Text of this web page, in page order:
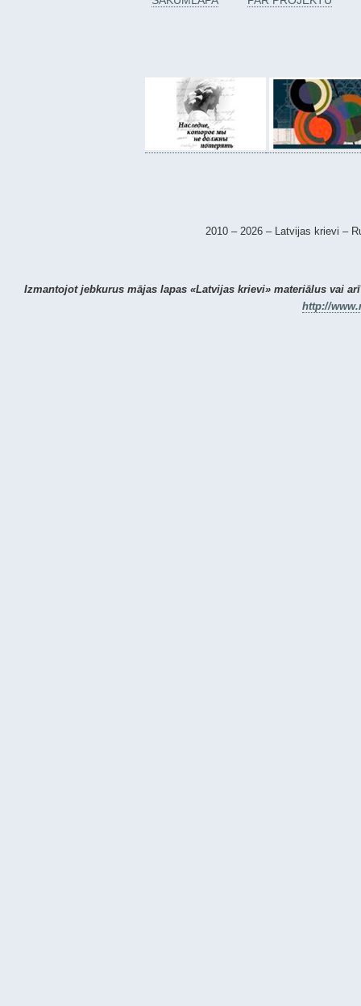
2010 – 2026 – Latvijas krievi –
Izmantojot jebkurus mājas lapas «Latvijas krievi» materiālus vai
http://